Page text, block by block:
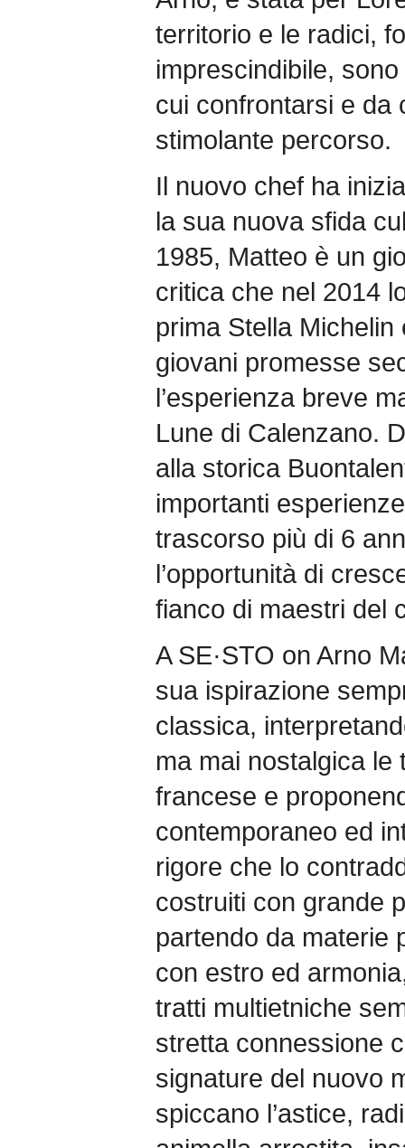
territorio e le radici,
imprescindibile,
cui confrontarsi e da
stimolante percorso.
Il nuovo chef ha
la sua nuova sfida
1985, Matteo è un
critica che nel 2014
prima Stella
giovani promesse
l’esperienza breve
Lune di Calenzano.
alla storica
importanti
trascorso più di 6
l’opportunità di
fianco di maestri del
A SE·STO on Arno
sua ispirazione
classica,
ma mai nostalgica le
francese e
contemporaneo ed
rigore che lo
costruiti con grande
partendo da materie
con estro ed
tratti multietniche
stretta connessione
signature del nuovo
spiccano l’astice,